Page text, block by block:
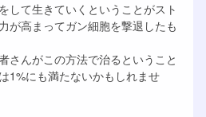
して生きていくということがスト
が高まってガン細胞を撃退したも
さんがこの方法で治るということ
1%にも満たないかもしれませ